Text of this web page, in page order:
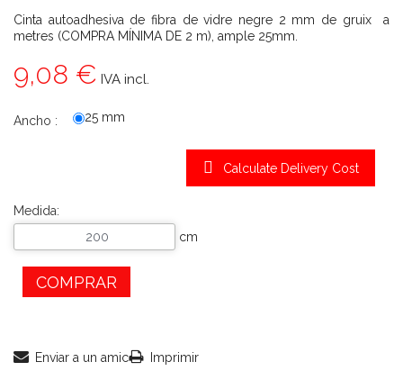
Cinta autoadhesiva de fibra de vidre negre 2 mm de gruix a
metres (COMPRA MÍNIMA DE 2 m), ample 25mm.
9,08 € IVA incl.
Ancho : 25 mm
Calculate Delivery Cost
Medida:
cm
COMPRAR
Enviar a un amic Imprimir